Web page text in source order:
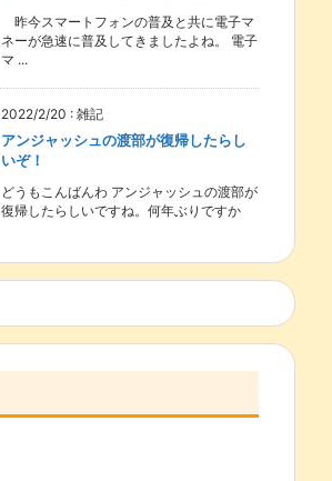
昨今スマートフォンの普及と共に電子マ
ネーが急速に普及してきましたよね。 電子
マ ...
2022/2/20 : 雑記
アンジャッシュの渡部が復帰したらし
いぞ！
どうもこんばんわ アンジャッシュの渡部が
復帰したらしいですね。何年ぶりですか